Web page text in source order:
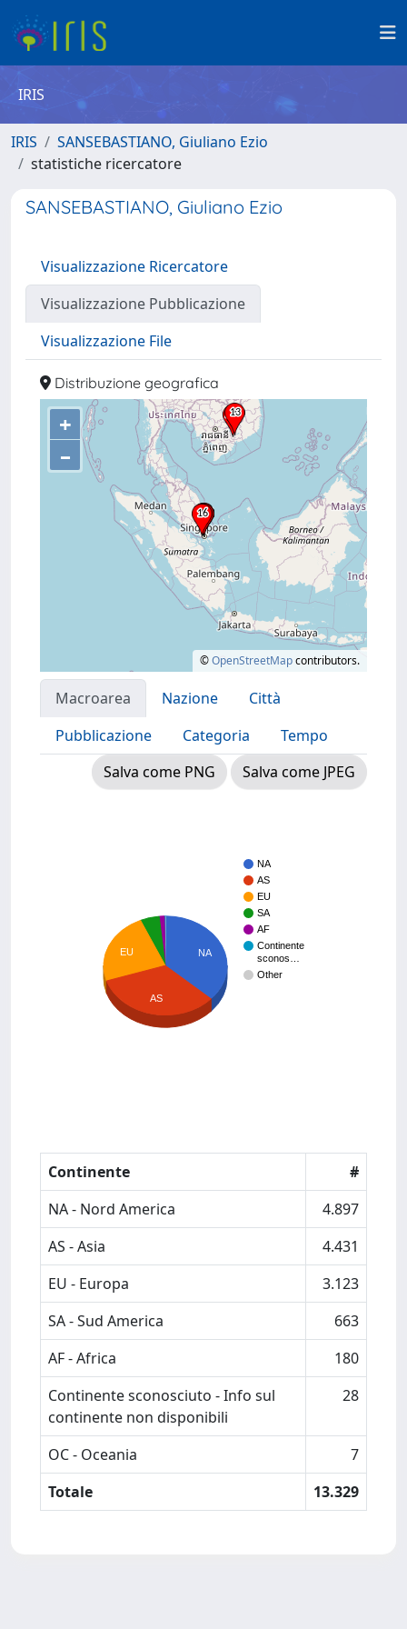
IRIS
IRIS
SANSEBASTIANO, Giuliano Ezio
statistiche ricercatore
SANSEBASTIANO, Giuliano Ezio
Visualizzazione Ricercatore
Visualizzazione Pubblicazione
Visualizzazione File
Distribuzione geografica
+
–
©OpenStreetMapcontributors.
Macroarea Nazione
Città
Pubblicazione
Categoria
Tempo
Salva come PNG
Salva come JPEG
NA
AS
EU
SA
AF
Continente
sconos…
Other
NA
EU
AS
Continente
#
NA - Nord America
4.897
AS - Asia
4.431
EU - Europa
3.123
SA - Sud America
663
AF - Africa
180
Continente sconosciuto - Info sul
continente non disponibili
28
OC - Oceania
7
Totale
13.329